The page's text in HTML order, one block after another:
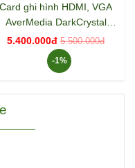
Card ghi hình HDMI, VGA
AverMedia DarkCrystal
CD311
5.400.000đ 5.500.000đ
-1%